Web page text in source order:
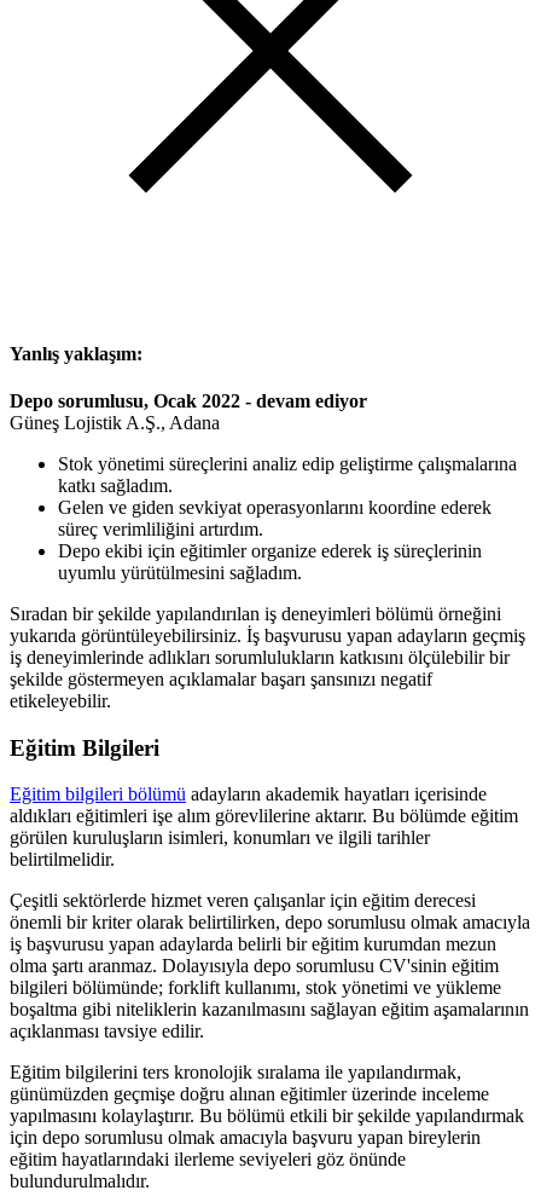
Yanlış yaklaşım:
Depo sorumlusu, Ocak 2022 - devam ediyor
Güneş Lojistik A.Ş., Adana
Stok yönetimi süreçlerini analiz edip geliştirme çalışmalarına
katkı sağladım.
Gelen ve giden sevkiyat operasyonlarını koordine ederek
süreç verimliliğini artırdım.
Depo ekibi için eğitimler organize ederek iş süreçlerinin
uyumlu yürütülmesini sağladım.
Sıradan bir şekilde yapılandırılan iş deneyimleri bölümü örneğini
yukarıda görüntüleyebilirsiniz. İş başvurusu yapan adayların geçmiş
iş deneyimlerinde adlıkları sorumlulukların katkısını ölçülebilir bir
şekilde göstermeyen açıklamalar başarı şansınızı negatif
etikeleyebilir.
Eğitim Bilgileri
Eğitim bilgileri bölümü adayların akademik hayatları içerisinde
aldıkları eğitimleri işe alım görevlilerine aktarır. Bu bölümde eğitim
görülen kuruluşların isimleri, konumları ve ilgili tarihler
belirtilmelidir.
Çeşitli sektörlerde hizmet veren çalışanlar için eğitim derecesi
önemli bir kriter olarak belirtilirken, depo sorumlusu olmak amacıyla
iş başvurusu yapan adaylarda belirli bir eğitim kurumdan mezun
olma şartı aranmaz. Dolayısıyla depo sorumlusu CV'sinin eğitim
bilgileri bölümünde; forklift kullanımı, stok yönetimi ve yükleme
boşaltma gibi niteliklerin kazanılmasını sağlayan eğitim aşamalarının
açıklanması tavsiye edilir.
Eğitim bilgilerini ters kronolojik sıralama ile yapılandırmak,
günümüzden geçmişe doğru alınan eğitimler üzerinde inceleme
yapılmasını kolaylaştırır. Bu bölümü etkili bir şekilde yapılandırmak
için depo sorumlusu olmak amacıyla başvuru yapan bireylerin
eğitim hayatlarındaki ilerleme seviyeleri göz önünde
bulundurulmalıdır.